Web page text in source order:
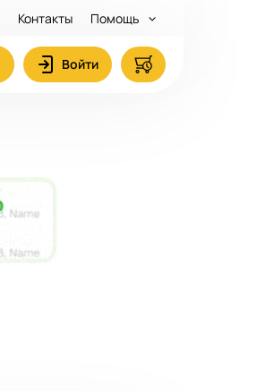
Контакты Помощь
Войти